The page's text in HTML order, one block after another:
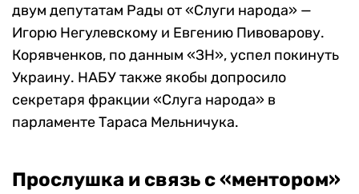
двум депутатам Рады от «Слуги народа» —
Игорю Негулевскому и Евгению Пивоварову.
Корявченков, по данным «ЗН», успел покинуть
Украину. НАБУ также якобы допросило
секретаря фракции «Слуга народа» в
парламенте Тараса Мельничука.
Прослушка и связь с «ментором»